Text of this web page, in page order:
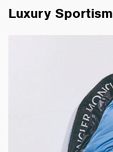
Luxury Sportism